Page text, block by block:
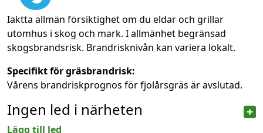
Iaktta allmän försiktighet om du eldar och grillar
utomhus i skog och mark. I allmänhet begränsad
skogsbrandsrisk. Brandrisknivån kan variera lokalt.
Specifikt för gräsbrandrisk:
Vårens brandriskprognos för fjolårsgräs är avslutad.
Ingen led i närheten
Lägg till led